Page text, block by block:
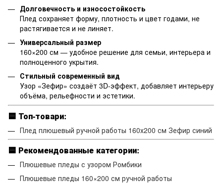
Долговечность и износостойкость
Плед сохраняет форму, плотность и цвет годами, не
растягивается и не линяет.
Универсальный размер
160×200 см — удобное решение для семьи, интерьера и
полноценного укрытия.
Стильный современный вид
Узор «Зефир» создаёт 3D-эффект, добавляет интерьеру
объёма, рельефности и эстетики.
🟦 Топ-товари:
Плед плюшевый ручной работы 160х200 см Зефир синий
🟦 Рекомендованные категории:
Плюшевые пледы с узором Ромбики
Плюшевые пледы 160×200 см ручной работы